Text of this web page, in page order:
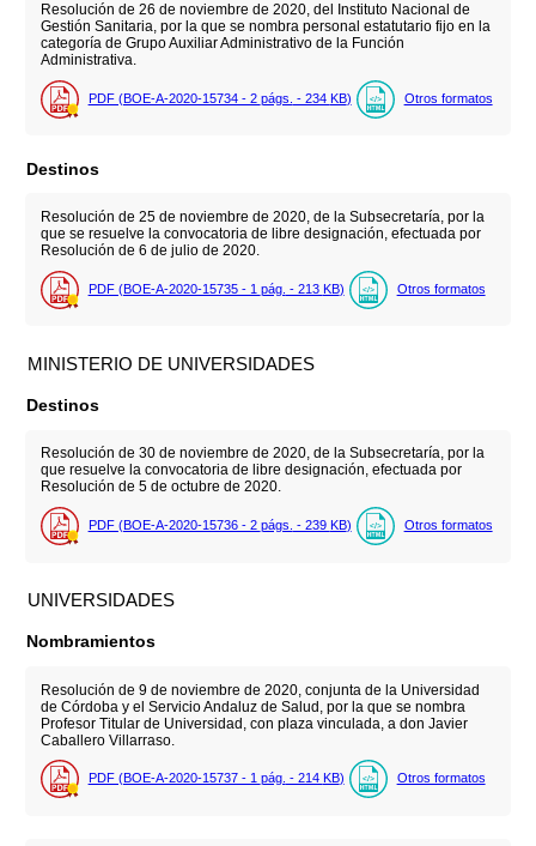
Resolución de 26 de noviembre de 2020, del Instituto Nacional de
Gestión Sanitaria, por la que se nombra personal estatutario fijo en la
categoría de Grupo Auxiliar Administrativo de la Función
Administrativa.
PDF (BOE-A-2020-15734 - 2 págs. - 234 KB) Otros formatos
Destinos
Resolución de 25 de noviembre de 2020, de la Subsecretaría, por la
que se resuelve la convocatoria de libre designación, efectuada por
Resolución de 6 de julio de 2020.
PDF (BOE-A-2020-15735 - 1 pág. - 213 KB) Otros formatos
MINISTERIO DE UNIVERSIDADES
Destinos
Resolución de 30 de noviembre de 2020, de la Subsecretaría, por la
que resuelve la convocatoria de libre designación, efectuada por
Resolución de 5 de octubre de 2020.
PDF (BOE-A-2020-15736 - 2 págs. - 239 KB) Otros formatos
UNIVERSIDADES
Nombramientos
Resolución de 9 de noviembre de 2020, conjunta de la Universidad
de Córdoba y el Servicio Andaluz de Salud, por la que se nombra
Profesor Titular de Universidad, con plaza vinculada, a don Javier
Caballero Villarraso.
PDF (BOE-A-2020-15737 - 1 pág. - 214 KB) Otros formatos